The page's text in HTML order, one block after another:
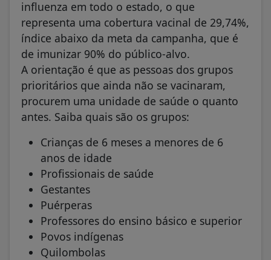
influenza em todo o estado, o que
representa uma cobertura vacinal de 29,74%,
índice abaixo da meta da campanha, que é
de imunizar 90% do público-alvo.
A orientação é que as pessoas dos grupos
prioritários que ainda não se vacinaram,
procurem uma unidade de saúde o quanto
antes. Saiba quais são os grupos:
Crianças de 6 meses a menores de 6
anos de idade
Profissionais de saúde
Gestantes
Puérperas
Professores do ensino básico e superior
Povos indígenas
Quilombolas